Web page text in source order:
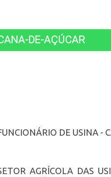
DE-AÇÚCAR
DE USINA -
AGRÍCOLA DAS